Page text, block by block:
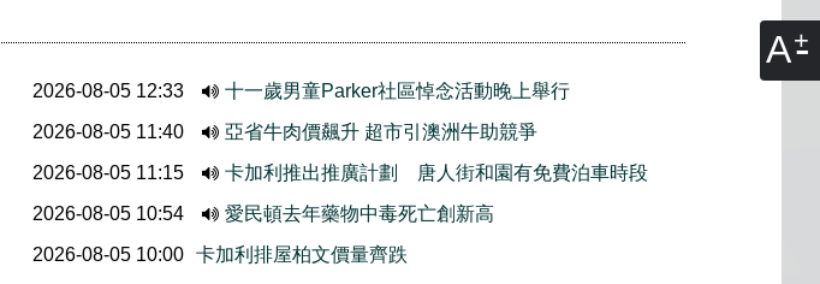
A
2026-08-05 12:33
十一歲男童Parker社區悼念活動晚上舉行
2026-08-05 11:40
亞省牛肉價飆升 超市引澳洲牛助競爭
2026-08-05 11:15
卡加利推出推廣計劃 唐人街和園有免費泊車時段
2026-08-05 10:54
愛民頓去年藥物中毒死亡創新高
2026-08-05 10:00
卡加利排屋柏文價量齊跌